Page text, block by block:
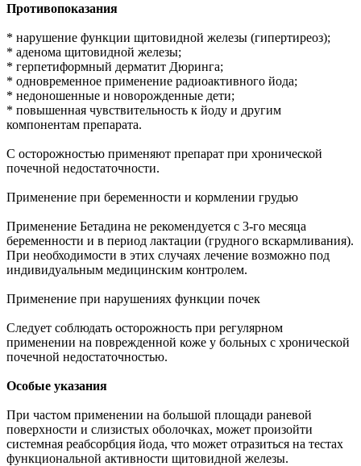
Противопоказания
* нарушение функции щитовидной железы (гипертиреоз);
* аденома щитовидной железы;
* герпетиформный дерматит Дюринга;
* одновременное применение радиоактивного йода;
* недоношенные и новорожденные дети;
* повышенная чувствительность к йоду и другим
компонентам препарата.
С осторожностью применяют препарат при хронической
почечной недостаточности.
Применение при беременности и кормлении грудью
Применение Бетадина не рекомендуется с 3-го месяца
беременности и в период лактации (грудного вскармливания).
При необходимости в этих случаях лечение возможно под
индивидуальным медицинским контролем.
Применение при нарушениях функции почек
Следует соблюдать осторожность при регулярном
применении на поврежденной коже у больных с хронической
почечной недостаточностью.
Особые указания
При частом применении на большой площади раневой
поверхности и слизистых оболочках, может произойти
системная реабсорбция йода, что может отразиться на тестах
функциональной активности щитовидной железы.